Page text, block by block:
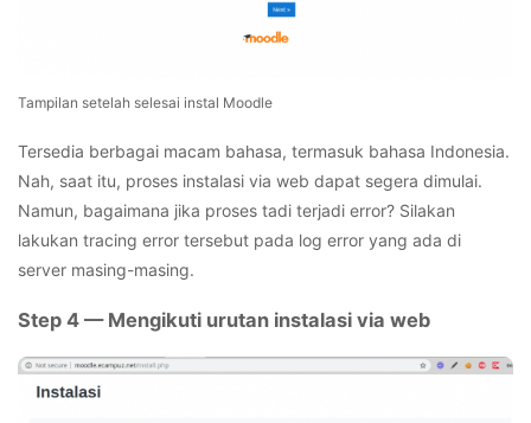
Tampilan setelah selesai instal Moodle
Tersedia berbagai macam bahasa, termasuk bahasa Indonesia.
Nah, saat itu, proses instalasi via web dapat segera dimulai.
Namun, bagaimana jika proses tadi terjadi error? Silakan
lakukan tracing error tersebut pada log error yang ada di
server masing-masing.
Step 4 — Mengikuti urutan instalasi via web